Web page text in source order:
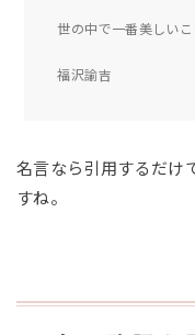
世の中で一番美しい
福沢諭吉
名言なら引用するだけ
すね。